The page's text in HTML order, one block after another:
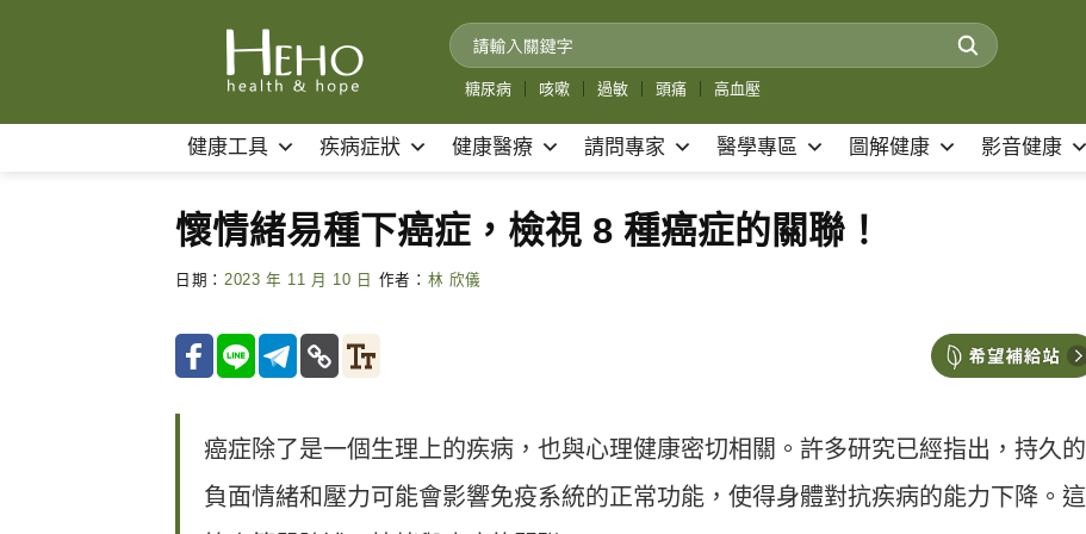
糖尿病 咳嗽 過敏 頭痛 高血壓
健康工具 疾病症狀 健康醫療 請問專家 醫學專區 圖解健康 影音健康
懷情緒易種下癌症，檢視 8 種癌症的關聯！
日期： 2023 年 11 月 10 日 作者： 林 欣儀
癌症除了是一個生理上的疾病，也與心理健康密切相關。許多研究已經指出，持久的
負面情緒和壓力可能會影響免疫系統的正常功能，使得身體對抗疾病的能力下降。這